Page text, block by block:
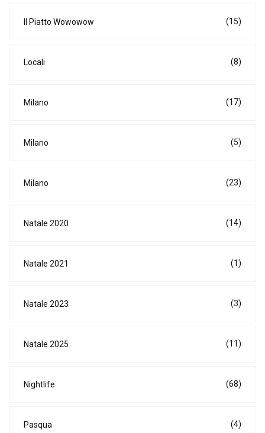
Il Piatto Wowowow (15)
Locali (8)
Milano (17)
Milano (5)
Milano (23)
Natale 2020 (14)
Natale 2021 (1)
Natale 2023 (3)
Natale 2025 (11)
Nightlife (68)
Pasqua (4)